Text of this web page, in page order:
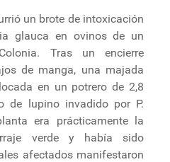
un brote de intoxicación
glauca en ovinos de un
Tras un encierre
de manga, una majada
en un potrero de 2,8
de lupino invadido por P.
era prácticamente la
verde y había sido
afectados manifestaron